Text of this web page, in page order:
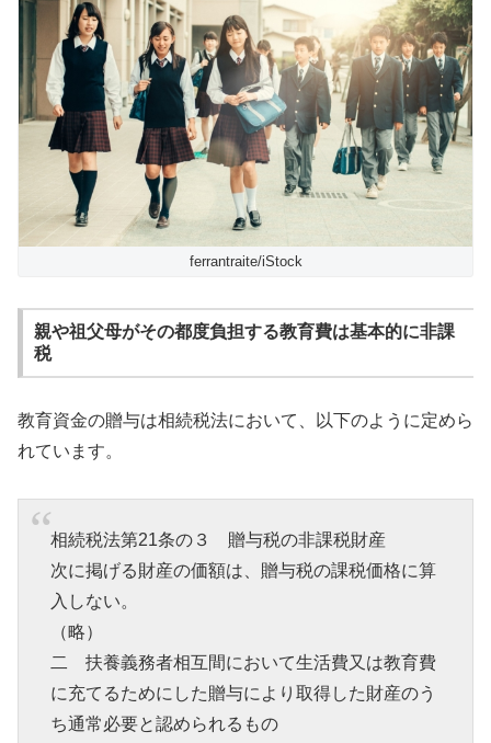
ferrantraite/iStock
親や祖父母がその都度負担する教育費は基本的に非課
税
教育資金の贈与は相続税法において、以下のように定めら
れています。
相続税法第21条の３ 贈与税の非課税財産
次に掲げる財産の価額は、贈与税の課税価格に算
入しない。
（略）
二 扶養義務者相互間において生活費又は教育費
に充てるためにした贈与により取得した財産のう
ち通常必要と認められるもの